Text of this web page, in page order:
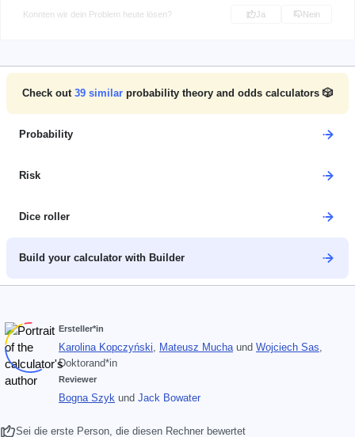
Konnten wir dein Problem heute lösen? Ja Nein
Check out 39 similar probability theory and odds calculators 🎲
Probability
Risk
Dice roller
Build your calculator with Builder
Ersteller*in
Karolina Kopczyński, Mateusz Muchaund Wojciech Sas,
Doktorand*in
Reviewer
Bogna Szyk und Jack Bowater
Sei die erste Person, die diesen Rechner bewertet